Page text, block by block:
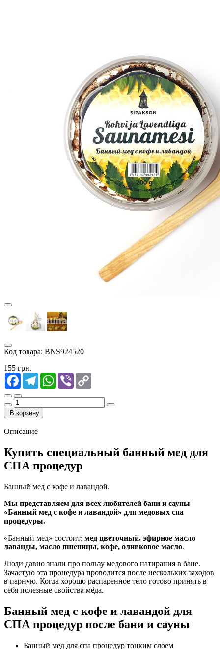
Код товара: BNS924520
155 грн.
FacebookTelegramWhatsApp
Viber
В корзину
Описание
Купить специальный банный мед для
СПА процедур
Банный мед с кофе и лавандой.
Мы представляем для всех любителей бани и сауны
«Банный мед с кофе и лавандой» для медовых спа
процедуры.
«Банный мед» состоит: мед цветочный, эфирное масло
лаванды, масло пшеницы, кофе, оливковое масло.
Люди давно знали про пользу медового натирания в бане.
Зачастую эта процедура проводится после нескольких заходов
в парную. Когда хорошо распаренное тело готово принять в
себя полезные свойства мёда.
Банный мед с кофе и лавандой для
СПА процедур после бани и сауны
Банный мед для спа процедур тонким слоем